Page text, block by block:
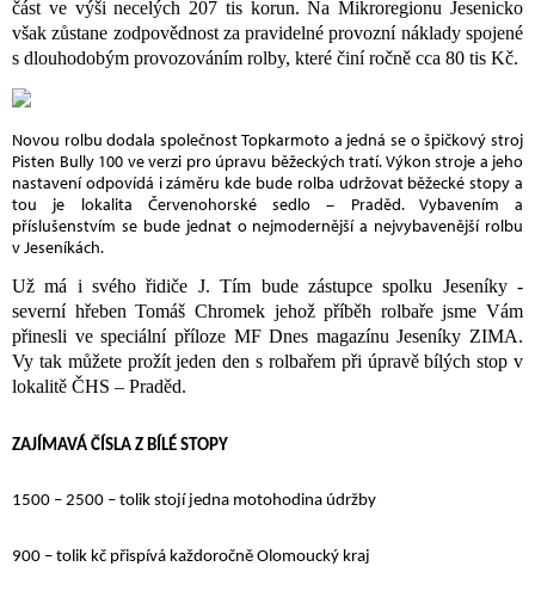
část ve výši necelých 207 tis korun. Na Mikroregionu Jesenicko
však zůstane zodpovědnost za pravidelné provozní náklady spojené
s dlouhodobým provozováním rolby, které činí ročně cca 80 tis Kč.
Novou rolbu dodala společnost Topkarmoto a jedná se o špičkový stroj
Pisten Bully 100 ve verzi pro úpravu běžeckých tratí. Výkon stroje a jeho
nastavení odpovídá i záměru kde bude rolba udržovat běžecké stopy a
tou je lokalita Červenohorské sedlo – Praděd. Vybavením a
příslušenstvím se bude jednat o nejmodernější a nejvybavenější rolbu
v Jeseníkách.
Už má i svého řidiče J. Tím bude zástupce spolku Jeseníky -
severní hřeben Tomáš Chromek jehož příběh rolbaře jsme Vám
přinesli ve speciální příloze MF Dnes magazínu Jeseníky ZIMA.
Vy tak můžete prožít jeden den s rolbařem při úpravě bílých stop v
lokalitě ČHS – Praděd.
ZAJÍMAVÁ ČÍSLA Z BÍLÉ STOPY
1500 – 2500 – tolik stojí jedna motohodina údržby
900 – tolik kč přispívá každoročně Olomoucký kraj